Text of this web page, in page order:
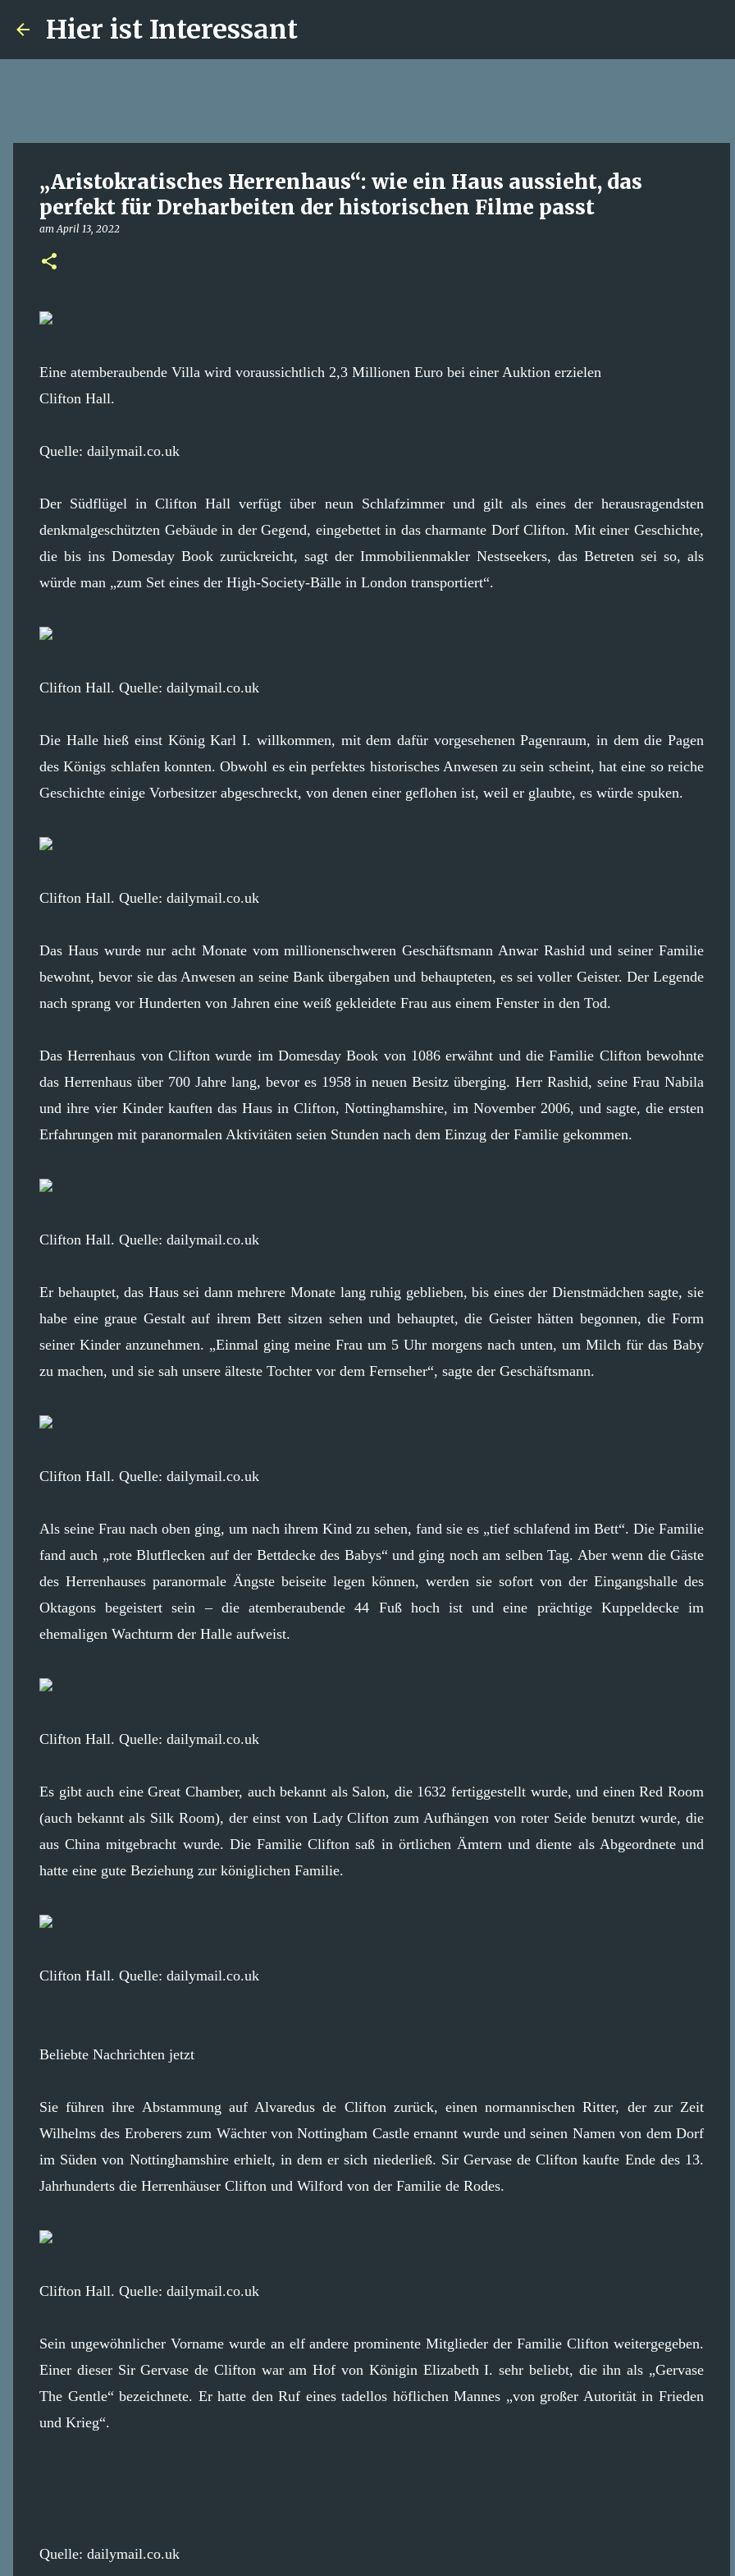
Hier ist Interessant
„Aristokratisches Herrenhaus“: wie ein Haus aussieht, das
perfekt für Dreharbeiten der historischen Filme passt
amApril 13, 2022
Eine atemberaubende Villa wird voraussichtlich 2,3 Millionen Euro bei einer Auktion erzielen
Clifton Hall.
Quelle: dailymail.co.uk
Der Südflügel in Clifton Hall verfügt über neun Schlafzimmer und gilt als eines der herausragendsten
denkmalgeschützten Gebäude in der Gegend, eingebettet in das charmante Dorf Clifton. Mit einer Geschichte,
die bis ins Domesday Book zurückreicht, sagt der Immobilienmakler Nestseekers, das Betreten sei so, als
würde man „zum Set eines der High-Society-Bälle in London transportiert“.
Clifton Hall. Quelle: dailymail.co.uk
Die Halle hieß einst König Karl I. willkommen, mit dem dafür vorgesehenen Pagenraum, in dem die Pagen
des Königs schlafen konnten. Obwohl es ein perfektes historisches Anwesen zu sein scheint, hat eine so reiche
Geschichte einige Vorbesitzer abgeschreckt, von denen einer geflohen ist, weil er glaubte, es würde spuken.
Clifton Hall. Quelle: dailymail.co.uk
Das Haus wurde nur acht Monate vom millionenschweren Geschäftsmann Anwar Rashid und seiner Familie
bewohnt, bevor sie das Anwesen an seine Bank übergaben und behaupteten, es sei voller Geister. Der Legende
nach sprang vor Hunderten von Jahren eine weiß gekleidete Frau aus einem Fenster in den Tod.
Das Herrenhaus von Clifton wurde im Domesday Book von 1086 erwähnt und die Familie Clifton bewohnte
das Herrenhaus über 700 Jahre lang, bevor es 1958 in neuen Besitz überging. Herr Rashid, seine Frau Nabila
und ihre vier Kinder kauften das Haus in Clifton, Nottinghamshire, im November 2006, und sagte, die ersten
Erfahrungen mit paranormalen Aktivitäten seien Stunden nach dem Einzug der Familie gekommen.
Clifton Hall. Quelle: dailymail.co.uk
Er behauptet, das Haus sei dann mehrere Monate lang ruhig geblieben, bis eines der Dienstmädchen sagte, sie
habe eine graue Gestalt auf ihrem Bett sitzen sehen und behauptet, die Geister hätten begonnen, die Form
seiner Kinder anzunehmen. „Einmal ging meine Frau um 5 Uhr morgens nach unten, um Milch für das Baby
zu machen, und sie sah unsere älteste Tochter vor dem Fernseher“, sagte der Geschäftsmann.
Clifton Hall. Quelle: dailymail.co.uk
Als seine Frau nach oben ging, um nach ihrem Kind zu sehen, fand sie es „tief schlafend im Bett“. Die Familie
fand auch „rote Blutflecken auf der Bettdecke des Babys“ und ging noch am selben Tag. Aber wenn die Gäste
des Herrenhauses paranormale Ängste beiseite legen können, werden sie sofort von der Eingangshalle des
Oktagons begeistert sein – die atemberaubende 44 Fuß hoch ist und eine prächtige Kuppeldecke im
ehemaligen Wachturm der Halle aufweist.
Clifton Hall. Quelle: dailymail.co.uk
Es gibt auch eine Great Chamber, auch bekannt als Salon, die 1632 fertiggestellt wurde, und einen Red Room
(auch bekannt als Silk Room), der einst von Lady Clifton zum Aufhängen von roter Seide benutzt wurde, die
aus China mitgebracht wurde. Die Familie Clifton saß in örtlichen Ämtern und diente als Abgeordnete und
hatte eine gute Beziehung zur königlichen Familie.
Clifton Hall. Quelle: dailymail.co.uk
Beliebte Nachrichten jetzt
Sie führen ihre Abstammung auf Alvaredus de Clifton zurück, einen normannischen Ritter, der zur Zeit
Wilhelms des Eroberers zum Wächter von Nottingham Castle ernannt wurde und seinen Namen von dem Dorf
im Süden von Nottinghamshire erhielt, in dem er sich niederließ. Sir Gervase de Clifton kaufte Ende des 13.
Jahrhunderts die Herrenhäuser Clifton und Wilford von der Familie de Rodes.
Clifton Hall. Quelle: dailymail.co.uk
Sein ungewöhnlicher Vorname wurde an elf andere prominente Mitglieder der Familie Clifton weitergegeben.
Einer dieser Sir Gervase de Clifton war am Hof ​​von Königin Elizabeth I. sehr beliebt, die ihn als „Gervase
The Gentle“ bezeichnete. Er hatte den Ruf eines tadellos höflichen Mannes „von großer Autorität in Frieden
und Krieg“.
Quelle: dailymail.co.uk